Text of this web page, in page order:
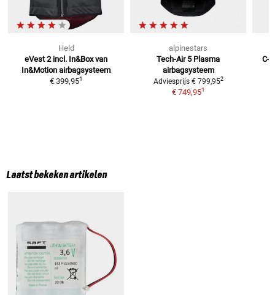
Held
eVest 2 incl. In&Box van
In&Motion airbagsysteem
€ 399,951
alpinestars
Tech-Air 5 Plasma
airbagsysteem
Adviesprijs € 799,952
€ 749,951
C-
Laatst bekeken artikelen